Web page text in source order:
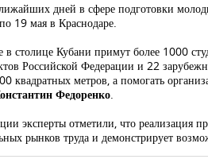
дней в сфере подготовки
19 мая в Краснодаре.
в столице Кубани примут более 1000
Российской Федерации и 22
метров, а помогать
Федоренко.
эксперты отметили, что реализация
рынков труда и демонстрирует